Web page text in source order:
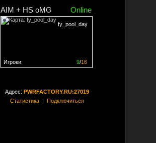
AIM + HS oMG Online
fy_pool_day
9/16
Игроки:
Адрес: PWRFACTORY.RU:27019
Статистика| Подключиться